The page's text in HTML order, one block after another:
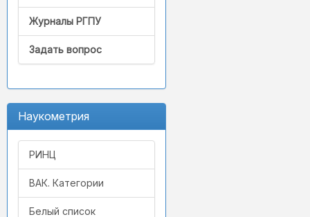
Журналы РГПУ
Задать вопрос
Наукометрия
РИНЦ
ВАК. Категории
Белый список